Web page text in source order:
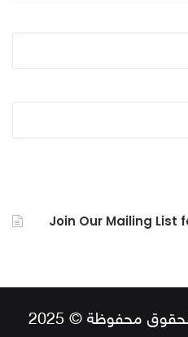
Join Our Mailing List
محفوظة © 2025